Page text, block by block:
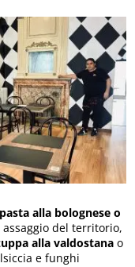
pasta alla bolognese o
del territorio,
alla valdostana o
e funghi